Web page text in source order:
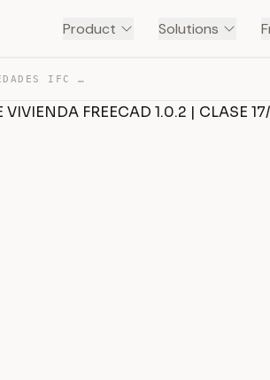
Product Solutions
MANEJO DE INFORMACIÓN Y PROPIEDADES IFC | TUTORIAL PLAN… — TRANSCRIPT
FREECAD 1.0.2 | CLASE